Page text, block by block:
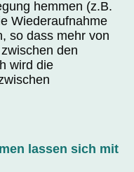
hemmen (z.B.
Wiederaufnahme
so dass mehr von
den
wird die
lassen sich mit